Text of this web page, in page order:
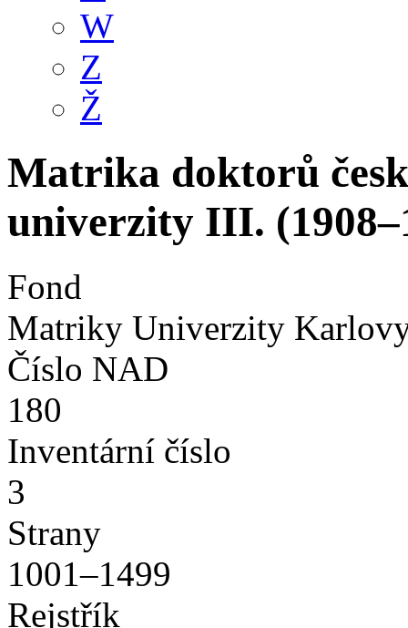
W
Z
Ž
Matrika doktorů
univerzity III.
Fond
Matriky Univerzity
Číslo NAD
180
Inventární číslo
3
Strany
1001–1499
Rejstřík